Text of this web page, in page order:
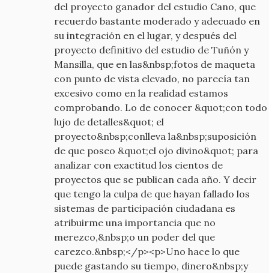
del proyecto ganador del estudio Cano, que
recuerdo bastante moderado y adecuado en
su integración en el lugar, y después del
proyecto definitivo del estudio de Tuñón y
Mansilla, que en las&nbsp;fotos de maqueta
con punto de vista elevado, no parecía tan
excesivo como en la realidad estamos
comprobando. Lo de conocer &quot;con todo
lujo de detalles&quot; el
proyecto&nbsp;conlleva la&nbsp;suposición
de que poseo &quot;el ojo divino&quot; para
analizar con exactitud los cientos de
proyectos que se publican cada año. Y decir
que tengo la culpa de que hayan fallado los
sistemas de participación ciudadana es
atribuirme una importancia que no
merezco,&nbsp;o un poder del que
carezco.&nbsp;</p><p>Uno hace lo que
puede gastando su tiempo, dinero&nbsp;y